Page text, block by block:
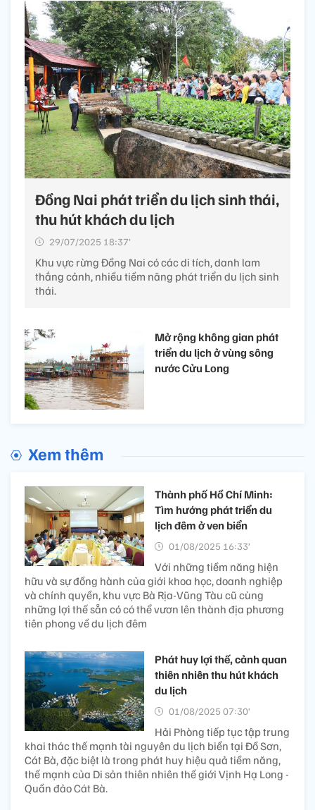
Đồng Nai phát triển du lịch sinh thái,
thu hút khách du lịch
29/07/2025 18:37’
Khu vực rừng Đồng Nai có các di tích, danh lam
thắng cảnh, nhiều tiềm năng phát triển du lịch sinh
thái.
Mở rộng không gian phát
triển du lịch ở vùng sông
nước Cửu Long
Xem thêm
Thành phố Hồ Chí Minh:
Tìm hướng phát triển du
lịch đêm ở ven biển
01/08/2025 16:33’
Với những tiềm năng hiện
hữu và sự đồng hành của giới khoa học, doanh nghiệp
và chính quyền, khu vực Bà Rịa-Vũng Tàu cũ cùng
những lợi thế sẵn có có thể vươn lên thành địa phương
tiên phong về du lịch đêm
Phát huy lợi thế, cảnh quan
thiên nhiên thu hút khách
du lịch
01/08/2025 07:30’
Hải Phòng tiếp tục tập trung
khai thác thế mạnh tài nguyên du lịch biển tại Đồ Sơn,
Cát Bà, đặc biệt là trong phát huy hiệu quả tiềm năng,
thế mạnh của Di sản thiên nhiên thế giới Vịnh Hạ Long -
Quần đảo Cát Bà.